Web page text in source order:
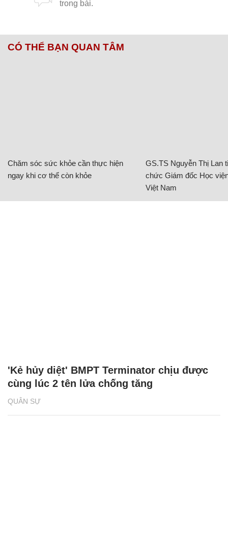
CÓ THỂ BẠN QUAN TÂM
Chăm sóc sức khỏe cần thực hiện
ngay khi cơ thể còn khỏe
GS.TS Nguyễn Thị Lan
chức Giám đốc Học
Việt Nam
QUÂN SỰ
'Kẻ hủy diệt' BMPT Terminator chịu được
cùng lúc 2 tên lửa chống tăng